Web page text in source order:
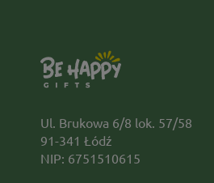
Ul. Brukowa 6/8 lok. 57/58
91-341 Łódź
NIP: 6751510615